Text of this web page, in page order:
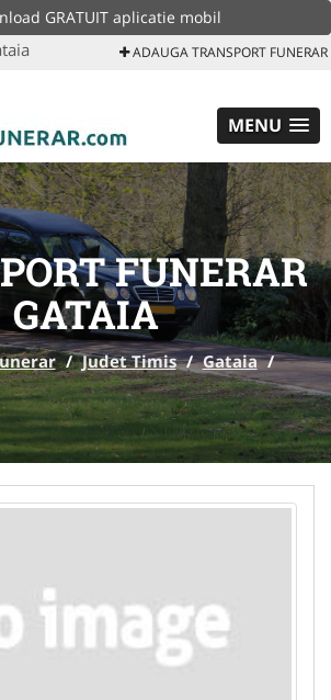
GRATUIT aplicatie mobil
ADAUGA TRANSPORT FUNERAR
MENU
FUNERAR
GATAIA
/ Judet Timis / Gataia /